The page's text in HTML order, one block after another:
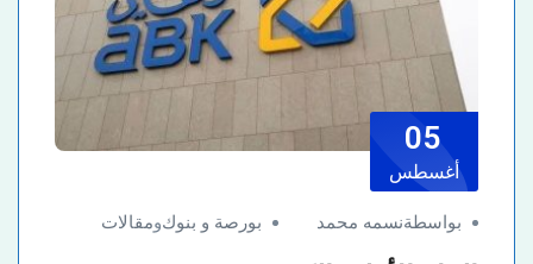
05
أغسطس
بواسطةنسمه محمد بورصة و بنوكومقالات